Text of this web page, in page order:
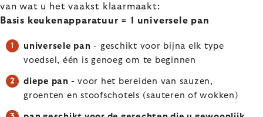
van wat u het vaakst klaarmaakt:
Basis keukenapparatuur = 1 universele pan
universele pan - geschikt voor bijna elk type
voedsel, één is genoeg om te beginnen
diepe pan - voor het bereiden van sauzen,
groenten en stoofschotels (sauteren of wokken)